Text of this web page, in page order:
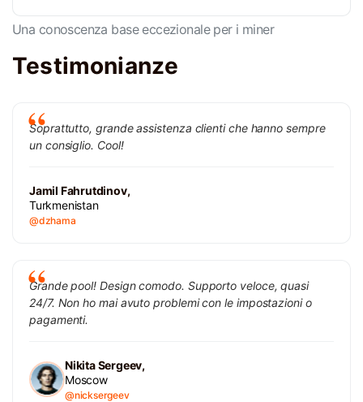
Una conoscenza base eccezionale per i miner
Testimonianze
Soprattutto, grande assistenza clienti che hanno sempre
un consiglio. Cool!
Jamil Fahrutdinov,
Turkmenistan
@dzhama
Grande pool! Design comodo. Supporto veloce, quasi
24/7. Non ho mai avuto problemi con le impostazioni o
pagamenti.
Nikita Sergeev,
Moscow
@nicksergeev